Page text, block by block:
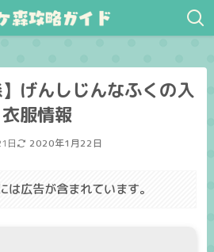
】げんしじんなふくの入
服情報
日 2020年1月22日
は広告が含まれています。